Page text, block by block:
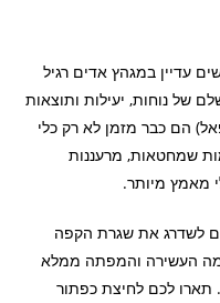
עדיין במגהץ אדים רגיל
של נוחות, יעילות ותוצאות
הם כבר מזמן לא רק כלי
שמחטאות, מרעננות
מאמץ מיותר.
לשדרג את שגרת הקפה
העשירה והמפתה ממלא
לכם לחיצת כפתור